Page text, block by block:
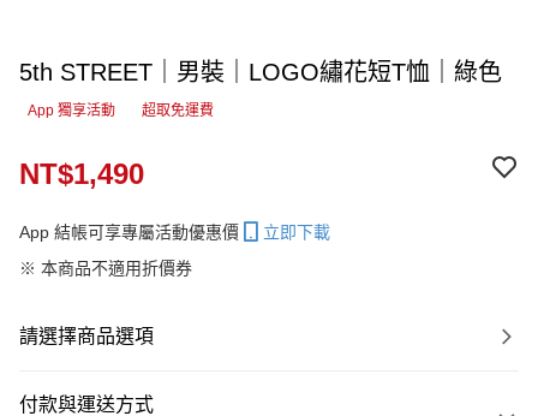
5th STREET｜男裝｜LOGO繡花短T恤｜綠色
App 獨享活動 超取免運費
NT$1,490
App 結帳可享專屬活動優惠價
立即下載
※ 本商品不適用折價券
請選擇商品選項
付款與運送方式